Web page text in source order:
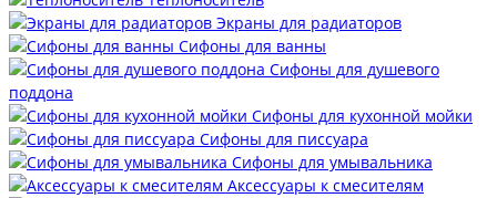
Экраны для радиаторов
Сифоны для ванны
Сифоны для душевого
поддона
Сифоны для кухонной мойки
Сифоны для писсуара
Сифоны для умывальника
Аксессуары к смесителям